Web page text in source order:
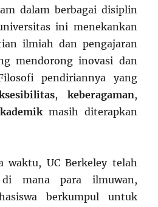
dalam berbagai disiplin
ini menekankan
ilmiah dan pengajaran
mendorong inovasi dan
pendiriannya yang
, keberagaman,
masih diterapkan
waktu, UC Berkeley telah
mana para ilmuwan,
berkumpul untuk